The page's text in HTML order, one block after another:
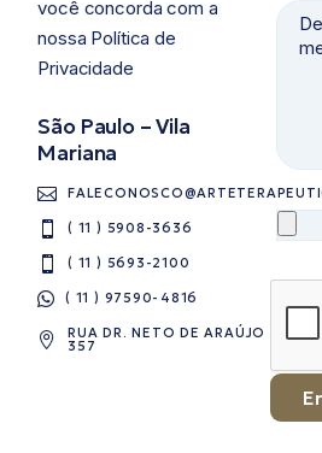
você concorda com a
nossa Política de
Privacidade ​
São Paulo – Vila
Mariana
( 11 ) 5908-3636
( 11 ) 5693-2100
( 11 ) 97590-4816​
RUA DR. NETO DE ARAÚJO
357